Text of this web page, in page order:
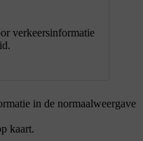
verkeersinformatie
in de normaalweergave
kaart.